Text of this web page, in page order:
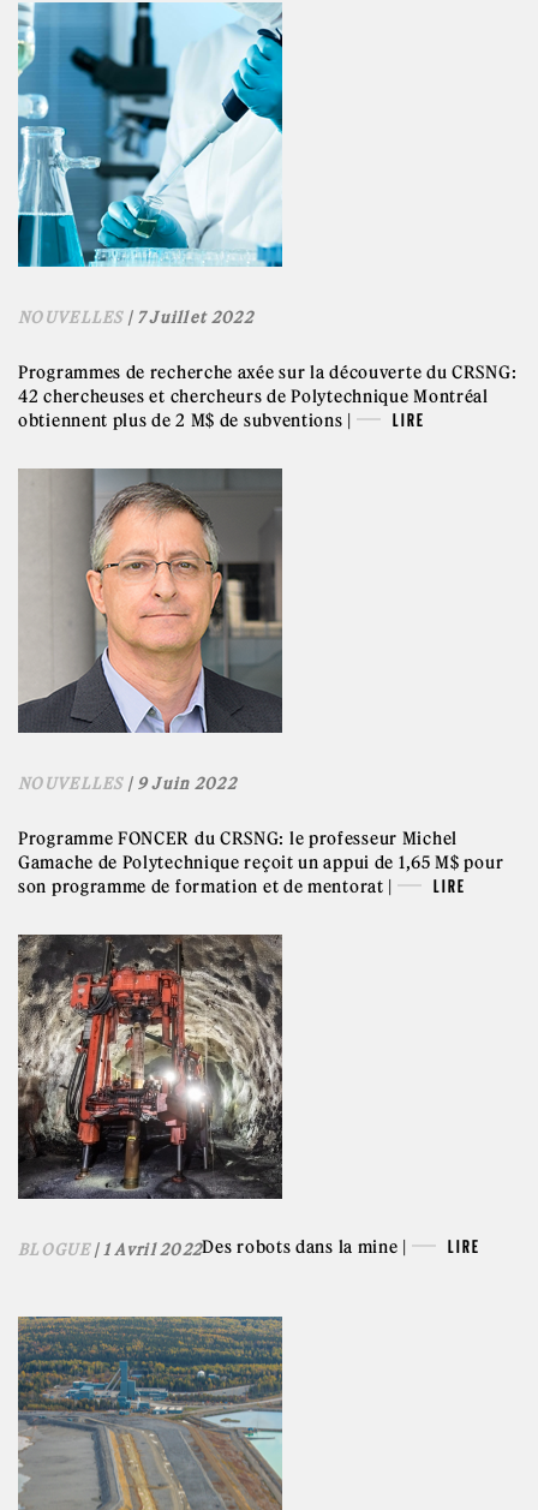
NOUVELLES| 7 Juillet 2022
Programmes de recherche axée sur la découverte du CRSNG:
42 chercheuses et chercheurs de Polytechnique Montréal
obtiennent plus de 2 M$ de subventions |
LIRE
NOUVELLES| 9 Juin 2022
Programme FONCER du CRSNG: le professeur Michel
Gamache de Polytechnique reçoit un appui de 1,65 M$ pour
son programme de formation et de mentorat |
LIRE
BLOGUE| 1 Avril 2022Des robots dans la mine | LIRE